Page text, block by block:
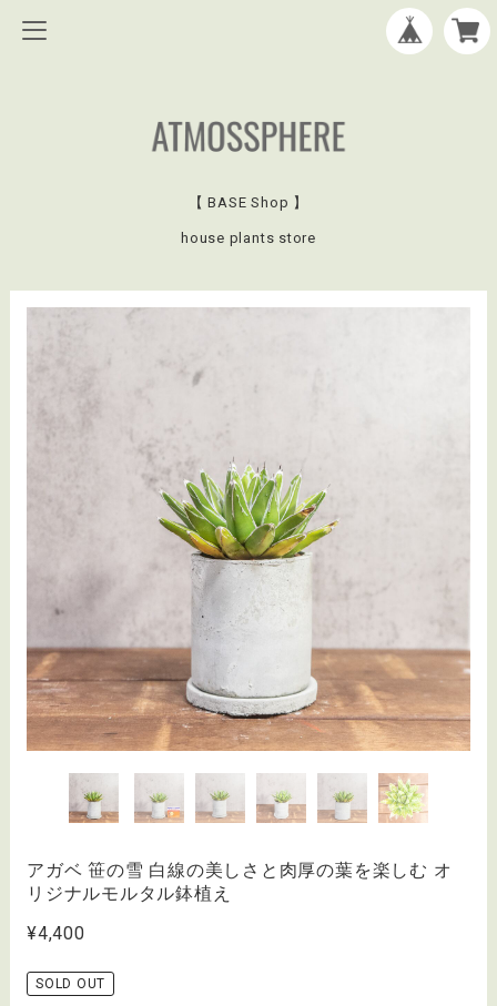
【 BASE Shop 】
house plants store
アガベ 笹の雪 白線の美しさと肉厚の葉を楽しむ オ
リジナルモルタル鉢植え
¥4,400
SOLD OUT